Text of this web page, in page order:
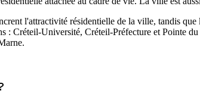
l'attractivité résidentielle de la ville, tandis
: Créteil-Université, Créteil-Préfecture et